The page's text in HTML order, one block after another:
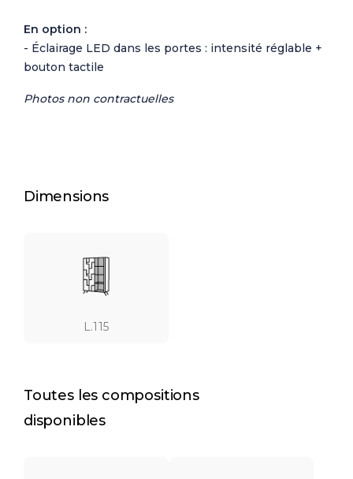
En option :
- Éclairage LED dans les portes : intensité réglable +
bouton tactile
Photos non contractuelles
Dimensions
L.115
Toutes les compositions
disponibles